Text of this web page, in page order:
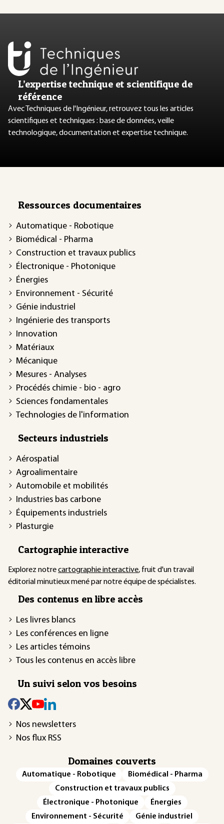
L’expertise technique et scientifique de
référence
Avec Techniques de l'Ingénieur, retrouvez tous les articles
scientifiques et techniques : base de données, veille
technologique, documentation et expertise technique.
Ressources documentaires
Automatique - Robotique
Biomédical - Pharma
Construction et travaux publics
Électronique - Photonique
Énergies
Environnement - Sécurité
Génie industriel
Ingénierie des transports
Innovation
Matériaux
Mécanique
Mesures - Analyses
Procédés chimie - bio - agro
Sciences fondamentales
Technologies de l'information
Secteurs industriels
Aérospatial
Agroalimentaire
Automobile et mobilités
Industries bas carbone
Équipements industriels
Plasturgie
Cartographie interactive
Explorez notrecartographie interactive, fruit d'un travail
éditorial minutieux mené par notre équipe de spécialistes.
Des contenus en libre accès
Les livres blancs
Les conférences en ligne
Les articles témoins
Tous les contenus en accès libre
Un suivi selon vos besoins
Nos newsletters
Nos flux RSS
Domaines couverts
Automatique - Robotique
Biomédical - Pharma
Construction et travaux publics
Électronique - Photonique
Énergies
Environnement - Sécurité
Génie industriel